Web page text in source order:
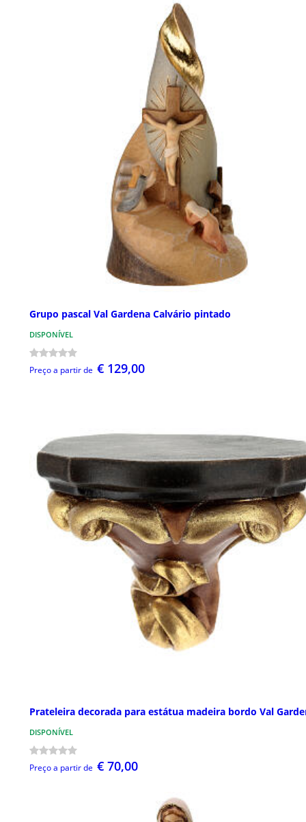
Grupo pascal Val Gardena Calvário pintado
DISPONÍVEL
Preço a partir de € 129,00
Prateleira decorada para estátua madeira bordo Val
DISPONÍVEL
Preço a partir de € 70,00